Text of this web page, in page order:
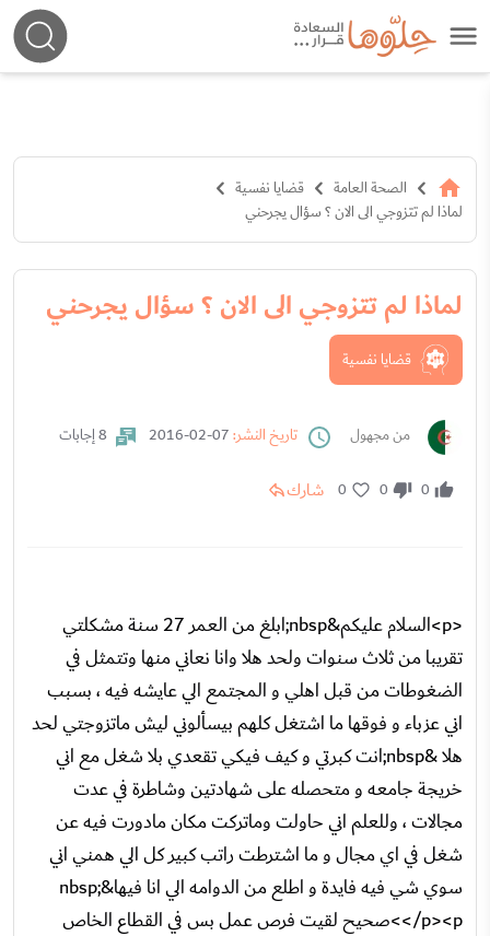
الصحة العامة
قضايا نفسية
لماذا لم تتزوجي الى الان ؟ سؤال يجرحني
لماذا لم تتزوجي الى الان ؟ سؤال يجرحني
قضايا نفسية
من مجهول تاريخ النشر: 8 إجابات
0
0
0 شارك
<p>السلام عليكم&nbsp;ابلغ من العمر 27 سنة مشكلتي
تقريبا من ثلاث سنوات ولحد هلا وانا نعاني منها وتتمثل في
الضغوطات من قبل اهلي و المجتمع الي عايشه فيه ، بسبب
اني عزباء و فوقها ما اشتغل كلهم بيسألوني ليش ماتزوجتي لحد
هلا &nbsp;انت كبرتي و كيف فيكي تقعدي بلا شغل مع اني
خريجة جامعه و متحصله على شهادتين وشاطرة في عدت
مجالات ، وللعلم اني حاولت وماتركت مكان مادورت فيه عن
شغل في اي مجال و ما اشترطت راتب كبير كل الي همني اني
سوي شي فيه فايدة و اطلع من الدوامه الي انا فيها&nbsp;
</p><p>صحيح لقيت فرص عمل بس في القطاع الخاص